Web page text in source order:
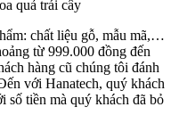
chất liệu gỗ, mẫu mã,…
từ 999.000 đồng đến
hàng cũ chúng tôi đánh
với Hanatech, quý khách
số tiền mà quý khách đã bỏ